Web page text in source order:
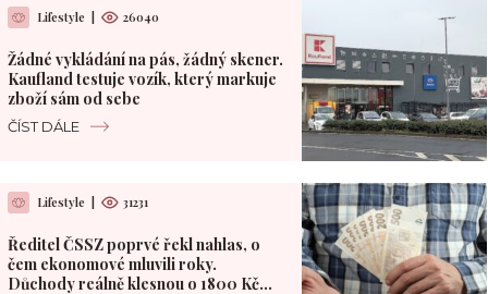
Lifestyle 26040
Žádné vykládání na pás, žádný skener.
Kaufland testuje vozík, který markuje
zboží sám od sebe
ČÍST DÁLE
Lifestyle 31231
Ředitel ČSSZ poprvé řekl nahlas, o
čem ekonomové mluvili roky.
Důchody reálně klesnou o 1800 Kč